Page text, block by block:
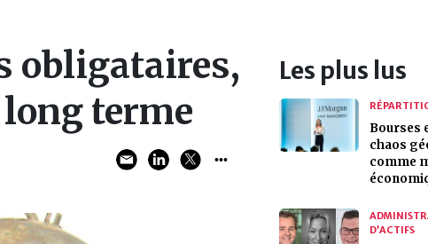
obligataires,
terme
Les plus lus
Bourses
chaos
comme
D’ACTIFS